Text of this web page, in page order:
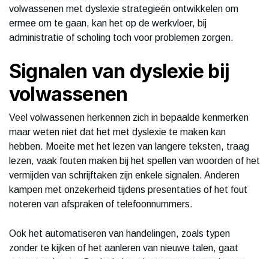
volwassenen met dyslexie strategieën ontwikkelen om
ermee om te gaan, kan het op de werkvloer, bij
administratie of scholing toch voor problemen zorgen.
Signalen van dyslexie bij
volwassenen
Veel volwassenen herkennen zich in bepaalde kenmerken
maar weten niet dat het met dyslexie te maken kan
hebben. Moeite met het lezen van langere teksten, traag
lezen, vaak fouten maken bij het spellen van woorden of het
vermijden van schrijftaken zijn enkele signalen. Anderen
kampen met onzekerheid tijdens presentaties of het fout
noteren van afspraken of telefoonnummers.
Ook het automatiseren van handelingen, zoals typen
zonder te kijken of het aanleren van nieuwe talen, gaat